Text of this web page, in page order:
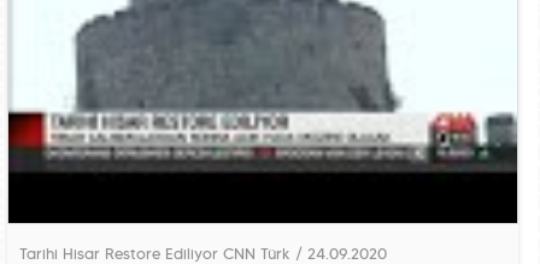
Tarihi Hisar Restore Ediliyor CNN Türk / 24.09.2020